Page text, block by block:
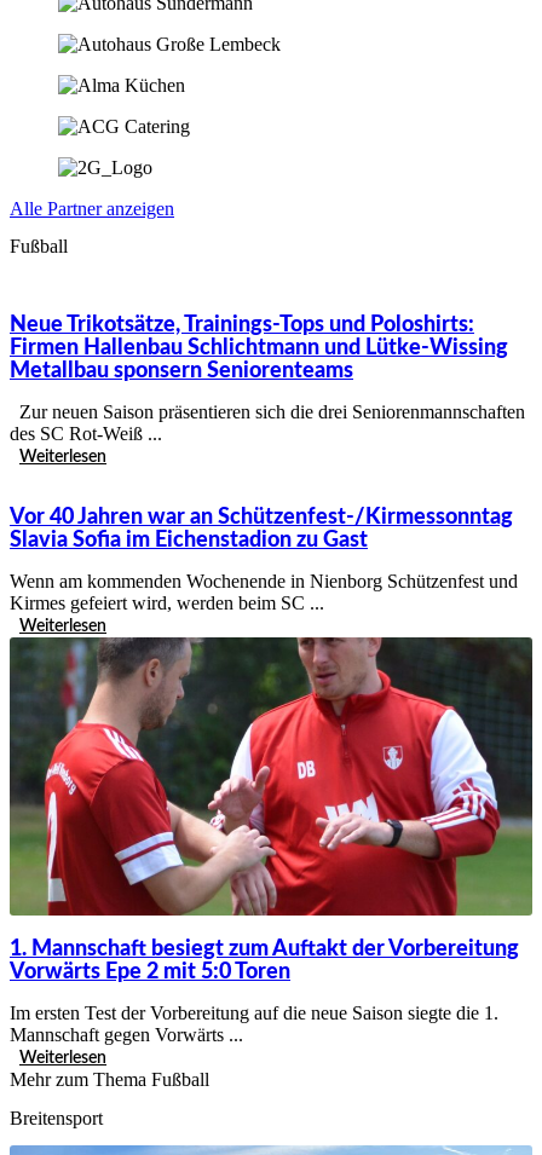
Alle Partner anzeigen
Fußball
Neue Trikotsätze, Trainings-Tops und Poloshirts:
Firmen Hallenbau Schlichtmann und Lütke-Wissing
Metallbau sponsern Seniorenteams
Zur neuen Saison präsentieren sich die drei Seniorenmannschaften
des SC Rot-Weiß ...
Weiterlesen
Vor 40 Jahren war an Schützenfest-/Kirmessonntag
Slavia Sofia im Eichenstadion zu Gast
Wenn am kommenden Wochenende in Nienborg Schützenfest und
Kirmes gefeiert wird, werden beim SC ...
Weiterlesen
1. Mannschaft besiegt zum Auftakt der Vorbereitung
Vorwärts Epe 2 mit 5:0 Toren
Im ersten Test der Vorbereitung auf die neue Saison siegte die 1.
Mannschaft gegen Vorwärts ...
Weiterlesen
Mehr zum Thema Fußball
Breitensport